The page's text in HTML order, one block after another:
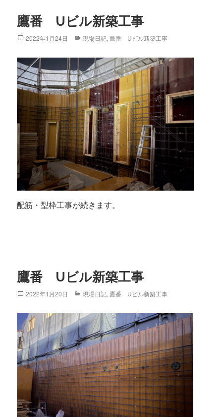
鷹番 Uビル新築工事
Posted
2022年1月24日 Categories
現場日記, 鷹番 Uビル新築工事
配筋・型枠工事が続きます。
鷹番 Uビル新築工事
Posted
2022年1月20日 Categories
現場日記, 鷹番 Uビル新築工事